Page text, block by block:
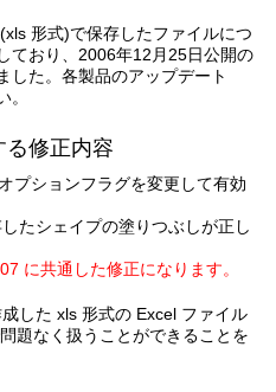
形式)で保存したファイルにつ
ており、2006年12月25日公開の
した。各製品のアップデート
。
る修正内容
プションフラグを変更して有効
たシェイプの塗りつぶしが正し
に共通した修正になります。
した xls 形式の Excel ファイル
題なく扱うことができることを